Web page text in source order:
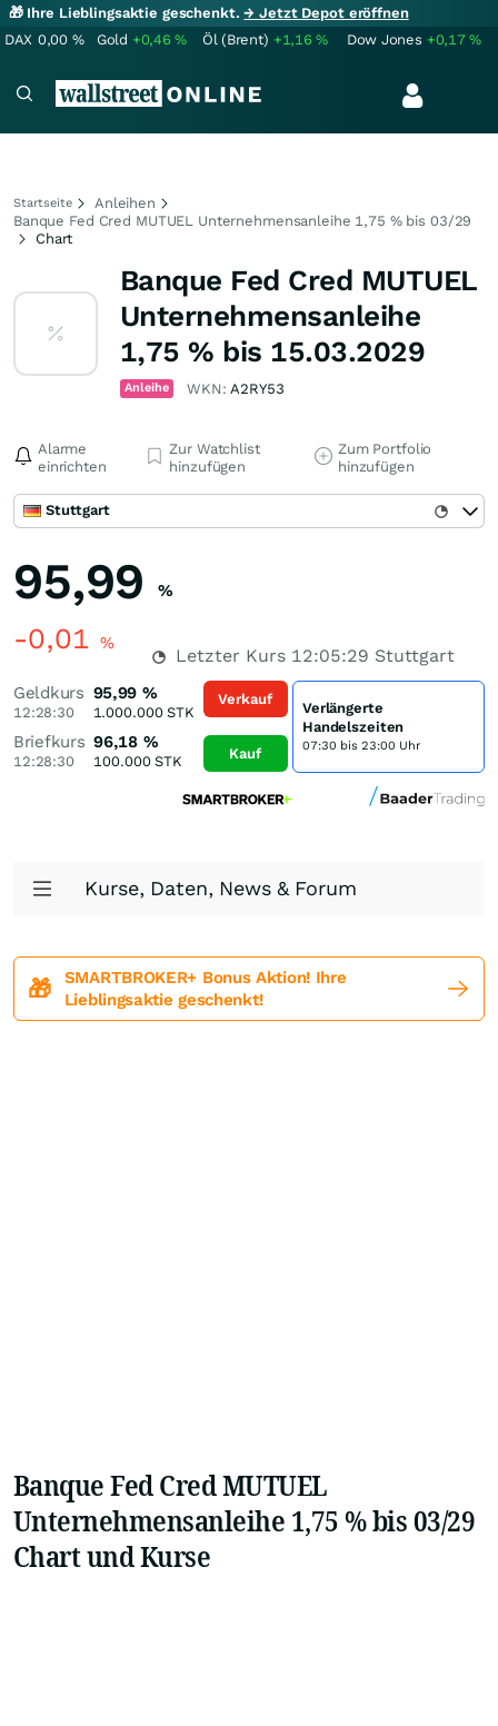
🎁 Ihre Lieblingsaktie geschenkt.→ Jetzt Depot eröffnen
DAX 0,00 % Gold +0,46% Öl (Brent) +1,16% Dow Jones +0,17%
Startseite
Anleihen
Banque Fed Cred MUTUEL Unternehmensanleihe 1,75 % bis 03/29
Chart
Banque Fed Cred MUTUEL
Unternehmensanleihe
1,75 % bis 15.03.2029
Anleihe WKN:A2RY53
Alarme
einrichten
Zur Watchlist
hinzufügen
Zum Portfolio
hinzufügen
Stuttgart
95,99 %
-0,01 %
Letzter Kurs 12:05:29 Stuttgart
Geldkurs
12:28:30
95,99 %
1.000.000STK
Briefkurs
12:28:30
96,18 %
100.000STK
Verkauf
Kauf
Verlängerte
Handelszeiten
07:30 bis 23:00 Uhr
Kurse, Daten, News & Forum
🎁
SMARTBROKER+ Bonus Aktion! Ihre
Lieblingsaktie geschenkt!
Banque Fed Cred MUTUEL
Unternehmensanleihe 1,75 % bis 03/29
Chart und Kurse